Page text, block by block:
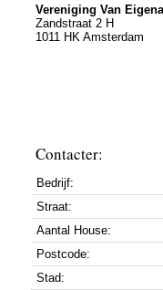
Vereniging Van
Zandstraat 2 H
1011 HK Amsterdam
Contacter:
Bedrijf:
Straat:
Aantal House:
Postcode:
Stad: